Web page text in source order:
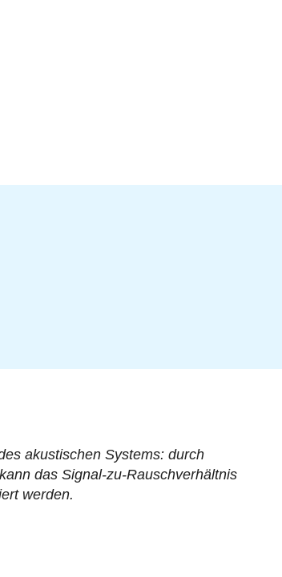
akustischen Systems: durch
das Signal-zu-Rauschverhältnis
werden.